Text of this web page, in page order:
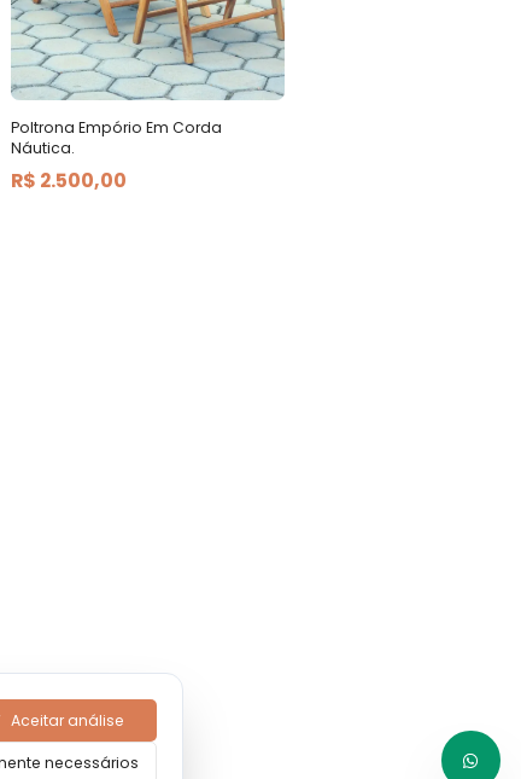
Poltrona Empório Em Corda
Náutica.
R$ 2.500,00
Aceitar análise
necessários